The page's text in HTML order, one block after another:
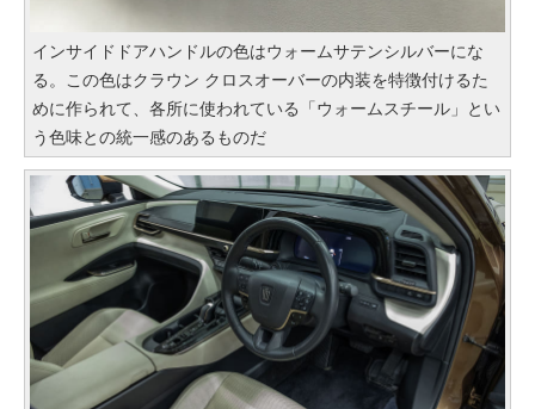
インサイドドアハンドルの色はウォームサテンシルバーにな
る。この色はクラウン クロスオーバーの内装を特徴付けるた
めに作られて、各所に使われている「ウォームスチール」とい
う色味との統一感のあるものだ